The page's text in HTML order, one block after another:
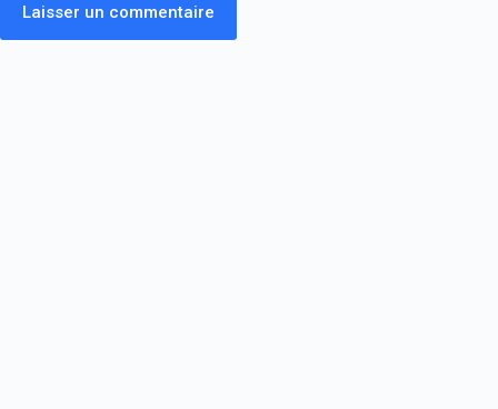
Laisser un commentaire